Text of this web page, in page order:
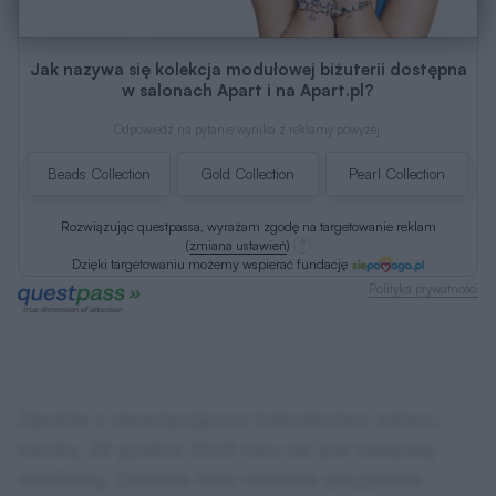
Jak nazywa się kolekcja modułowej biżuterii dostępna
w salonach Apart i na Apart.pl?
Odpowiedź na pytanie wynika z reklamy powyżej.
Beads Collection Gold Collection Pearl Collection
Rozwiązując questpassa, wyrażam zgodę na targetowanie reklam
(zmiana ustawień)
Dzięki targetowaniu możemy wspierać fundację
Polityka prywatności